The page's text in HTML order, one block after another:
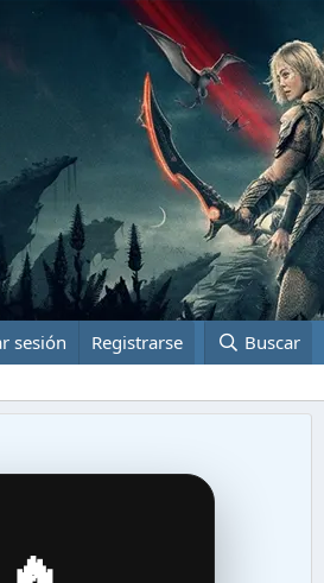
sesión Registrarse Buscar